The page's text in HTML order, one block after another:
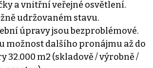
a vnitřní veřejné osvětlení.
udržovaném stavu.
úpravy jsou bezproblémové.
možnost dalšího pronájmu až do
32.000 m2 (skladově / výrobně /